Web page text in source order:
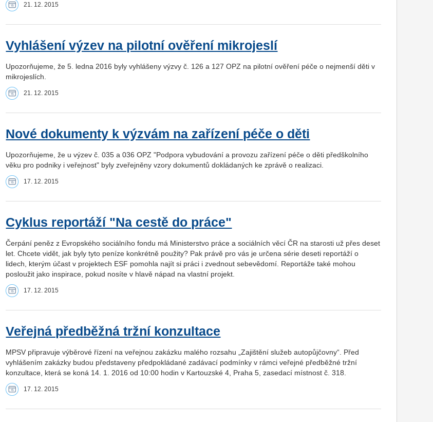
21. 12. 2015
Vyhlášení výzev na pilotní ověření mikrojeslí
Upozorňujeme, že 5. ledna 2016 byly vyhlášeny výzvy č. 126 a 127 OPZ na pilotní ověření péče o nejmenší děti v
mikrojeslích.
21. 12. 2015
Nové dokumenty k výzvám na zařízení péče o děti
Upozorňujeme, že u výzev č. 035 a 036 OPZ "Podpora vybudování a provozu zařízení péče o děti předškolního
věku pro podniky i veřejnost" byly zveřejněny vzory dokumentů dokládaných ke zprávě o realizaci.
17. 12. 2015
Cyklus reportáží "Na cestě do práce"
Čerpání peněz z Evropského sociálního fondu má Ministerstvo práce a sociálních věcí ČR na starosti už přes deset
let. Chcete vidět, jak byly tyto peníze konkrétně použity? Pak právě pro vás je určena série deseti reportáží o
lidech, kterým účast v projektech ESF pomohla najít si práci i zvednout sebevědomí. Reportáže také mohou
posloužit jako inspirace, pokud nosíte v hlavě nápad na vlastní projekt.
17. 12. 2015
Veřejná předběžná tržní konzultace
MPSV připravuje výběrové řízení na veřejnou zakázku malého rozsahu „Zajištění služeb autopůjčovny“. Před
vyhlášením zakázky budou představeny předpokládané zadávací podmínky v rámci veřejné předběžné tržní
konzultace, která se koná 14. 1. 2016 od 10:00 hodin v Kartouzské 4, Praha 5, zasedací místnost č. 318.
17. 12. 2015